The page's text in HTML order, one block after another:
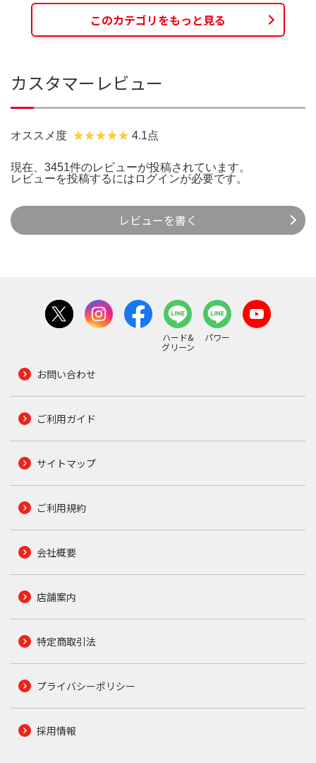
このカテゴリをもっと見る
カスタマーレビュー
オススメ度 4.1点
現在、3451件のレビューが投稿されています。
レビューを投稿するには ログインが必要です。
レビューを書く
ハード&
グリーン
パワー
お問い合わせ
ご利用ガイド
サイトマップ
ご利用規約
会社概要
店舗案内
特定商取引法
プライバシーポリシー
採用情報